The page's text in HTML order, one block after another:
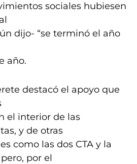
sociales hubiesen
dijo- “se terminó el año
año.
destacó el apoyo que
el interior de las
y de otras
como las dos CTA y la
por el